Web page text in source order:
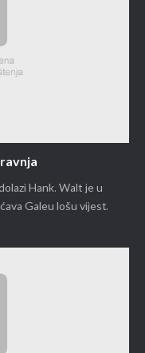
Hank. Walt je u
Galeu lošu vijest.